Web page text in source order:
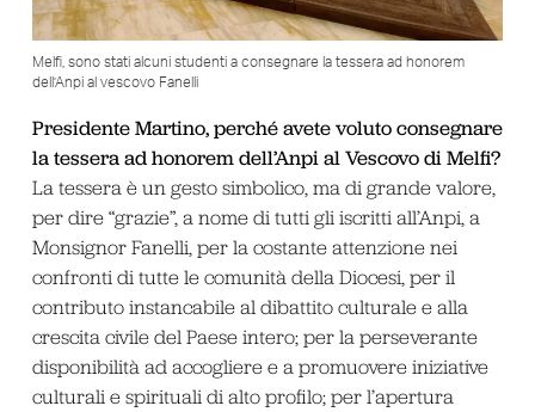
Melfi, sono stati alcuni studenti a consegnare la tessera ad honorem
dell’Anpi al vescovo Fanelli
Presidente Martino, perché avete voluto consegnare
la tessera ad honorem dell’Anpi al Vescovo di Melfi?
La tessera è un gesto simbolico, ma di grande valore,
per dire “grazie”, a nome di tutti gli iscritti all’Anpi, a
Monsignor Fanelli, per la costante attenzione nei
confronti di tutte le comunità della Diocesi, per il
contributo instancabile al dibattito culturale e alla
crescita civile del Paese intero; per la perseverante
disponibilità ad accogliere e a promuovere iniziative
culturali e spirituali di alto profilo; per l’apertura